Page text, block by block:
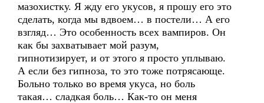
мазохистку. Я жду его укусов, я прошу его это
сделать, когда мы вдвоем… в постели… А его
взгляд… Это особенность всех вампиров. Он
как бы захватывает мой разум,
гипнотизирует, и от этого я просто уплываю.
А если без гипноза, то это тоже потрясающе.
Больно только во время укуса, но боль
такая… сладкая боль… Как-то он меня